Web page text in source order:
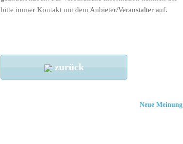
bitte immer Kontakt mit dem Anbieter/Veranstalter auf.
zurück
Neue Meinung